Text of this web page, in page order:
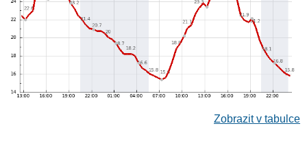
Zobrazit v tabulce